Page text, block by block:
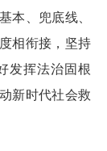
本、兜底线、
相衔接，坚持
发挥法治固根
新时代社会救